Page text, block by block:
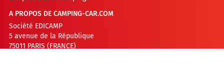
A PROPOS DE CAMPING-CAR.COM
Société EDICAMP
5 avenue de la République
75011 PARIS (FRANCE)